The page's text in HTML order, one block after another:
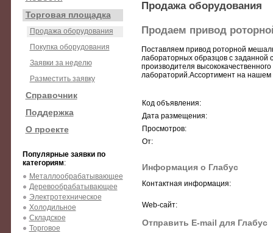
Торговая площадка
Продажа оборудования
Покупка оборудования
Заявки за неделю
Разместить заявку
Справочник
Поддержка
О проекте
Популярные заявки по
категориям:
Металлообрабатывающее
Деревообрабатывающее
Электротехническое
Холодильное
Складское
Торговое
Продажа оборудования
Продаем привод
Поставляем привод роторной
лабораторных образцов с заданной
производителя
лабораторий.Ассортимент на нашем
Код объявления:
Дата размещения:
Просмотров:
От:
Информация о Глабус
Контактная информация:
Web-сайт:
Отправить E-mail для Глабус